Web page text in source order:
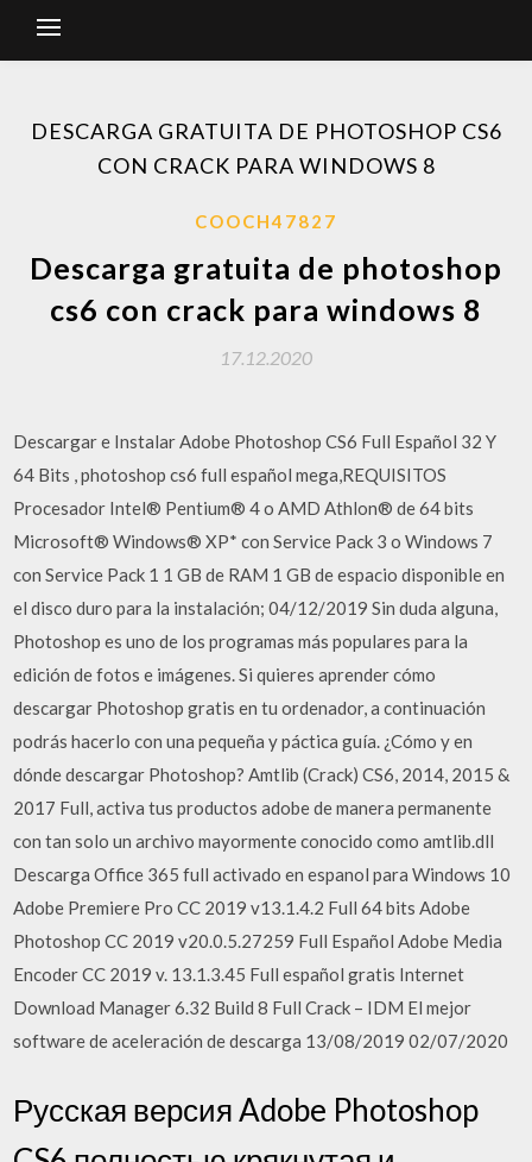
DESCARGA GRATUITA DE PHOTOSHOP CS6
CON CRACK PARA WINDOWS 8
COOCH47827
Descarga gratuita de photoshop
cs6 con crack para windows 8
17.12.2020
Descargar e Instalar Adobe Photoshop CS6 Full Español 32 Y
64 Bits , photoshop cs6 full español mega,REQUISITOS
Procesador Intel® Pentium® 4 o AMD Athlon® de 64 bits
Microsoft® Windows® XP* con Service Pack 3 o Windows 7
con Service Pack 1 1 GB de RAM 1 GB de espacio disponible en
el disco duro para la instalación; 04/12/2019 Sin duda alguna,
Photoshop es uno de los programas más populares para la
edición de fotos e imágenes. Si quieres aprender cómo
descargar Photoshop gratis en tu ordenador, a continuación
podrás hacerlo con una pequeña y páctica guía. ¿Cómo y en
dónde descargar Photoshop? Amtlib (Crack) CS6, 2014, 2015 &
2017 Full, activa tus productos adobe de manera permanente
con tan solo un archivo mayormente conocido como amtlib.dll
Descarga Office 365 full activado en espanol para Windows 10
Adobe Premiere Pro CC 2019 v13.1.4.2 Full 64 bits Adobe
Photoshop CC 2019 v20.0.5.27259 Full Español Adobe Media
Encoder CC 2019 v. 13.1.3.45 Full español gratis Internet
Download Manager 6.32 Build 8 Full Crack – IDM El mejor
software de aceleración de descarga 13/08/2019 02/07/2020
Русская версия Adobe Photoshop